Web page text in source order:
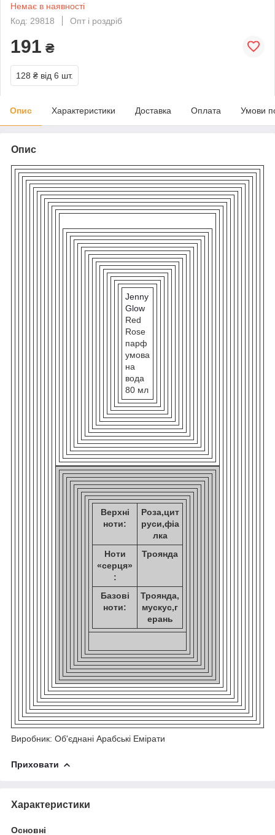
Немає в наявності
Код: 29818
Опт і роздріб
191 ₴
128 ₴ від 6 шт.
Опис Характеристики Доставка Оплата Умови
Опис
Jenny
Glow
Red
Rose
парф
умова
на
вода
80 мл
Верхні
ноти:
Роза,цит
руси,фіа
лка
Ноти
«серця»
:
Троянда
Базові
ноти:
Троянда,
мускус,г
ерань
Виробник: Об'єднані Арабські Емірати
Приховати
Характеристики
Основні